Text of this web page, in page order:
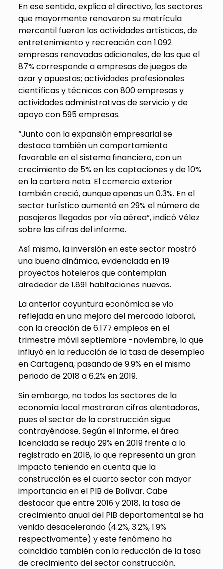
En ese sentido, explica el directivo, los sectores
que mayormente renovaron su matrícula
mercantil fueron las actividades artísticas, de
entretenimiento y recreación con 1.092
empresas renovadas adicionales, de las que el
87% corresponde a empresas de juegos de
azar y apuestas; actividades profesionales
científicas y técnicas con 800 empresas y
actividades administrativas de servicio y de
apoyo con 595 empresas.
“Junto con la expansión empresarial se
destaca también un comportamiento
favorable en el sistema financiero, con un
crecimiento de 5% en las captaciones y de 10%
en la cartera neta. El comercio exterior
también creció, aunque apenas un 0.3%. En el
sector turístico aumentó en 29% el número de
pasajeros llegados por vía aérea”, indicó Vélez
sobre las cifras del informe.
Así mismo, la inversión en este sector mostró
una buena dinámica, evidenciada en 19
proyectos hoteleros que contemplan
alrededor de 1.891 habitaciones nuevas.
La anterior coyuntura económica se vio
reflejada en una mejora del mercado laboral,
con la creación de 6.177 empleos en el
trimestre móvil septiembre -noviembre, lo que
influyó en la reducción de la tasa de desempleo
en Cartagena, pasando de 9.9% en el mismo
periodo de 2018 a 6.2% en 2019.
Sin embargo, no todos los sectores de la
economía local mostraron cifras alentadoras,
pues el sector de la construcción sigue
contrayéndose. Según el informe, el área
licenciada se redujo 29% en 2019 frente a lo
registrado en 2018, lo que representa un gran
impacto teniendo en cuenta que la
construcción es el cuarto sector con mayor
importancia en el PIB de Bolívar. Cabe
destacar que entre 2016 y 2018, la tasa de
crecimiento anual del PIB departamental se ha
venido desacelerando (4.2%, 3.2%, 1.9%
respectivamente) y este fenómeno ha
coincidido también con la reducción de la tasa
de crecimiento del sector construcción.